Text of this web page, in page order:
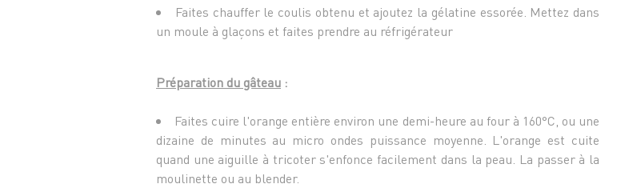
Faites chauffer le coulis obtenu et ajoutez la gélatine essorée. Mettez dans
un moule à glaçons et faites prendre au réfrigérateur
Préparation du gâteau :
Faites cuire l'orange entière environ une demi-heure au four à 160°C, ou une
dizaine de minutes au micro ondes puissance moyenne. L'orange est cuite
quand une aiguille à tricoter s'enfonce facilement dans la peau. La passer à la
moulinette ou au blender.